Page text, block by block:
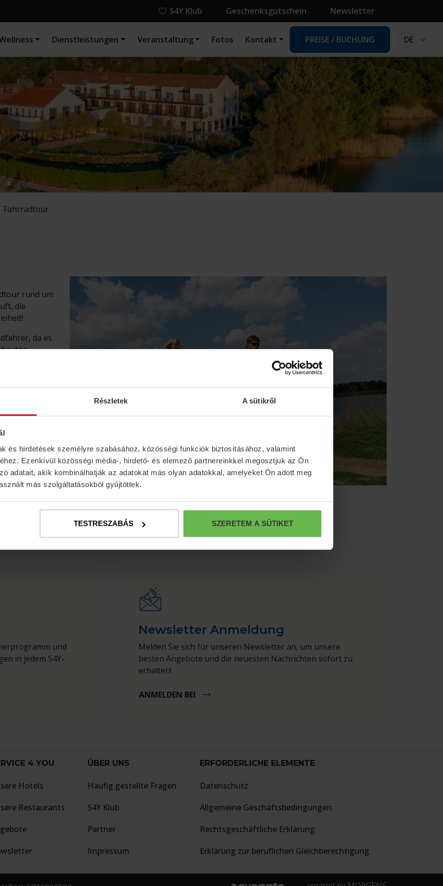
Részletek A sütikről
és hirdetések személyre szabásához, közösségi funkciók biztosításához, valamint
Ezenkívül közösségi média-, hirdető- és elemező partnereinkkel megosztjuk az Ön
adatait, akik kombinálhatják az adatokat más olyan adatokkal, amelyeket Ön adott meg
más szolgáltatásokból gyűjtöttek.
TESTRESZABÁS SZERETEM A SÜTIKET
S4Y Klub Geschenksgutschein Newsletter
Dienstleistungen Veranstaltung Fotos Kontakt PREISE / BUCHUNG DE
Fahrradtour
rund um
die
da es
Die
sind, sind
Sie das
es mehrere
sich erholen
und
in jedem S4Y-
Newsletter Anmeldung
Melden Sie sich für unseren Newsletter an, um unsere
besten Angebote und die neuesten Nachrichten sofort zu
erhalten!
ANMELDEN BEI
4 YOU
Hotels
Restaurants
ÜBER UNS
Häufig gestellte Fragen
S4Y Klub
Partner
Impressum
ERFORDERLICHE ELEMENTE
Datenschutz
Allgemeine Geschäftsbedingungen
Rechtsgeschäftliche Erklärung
Erklärung zur beruflichen Gleichberechtigung